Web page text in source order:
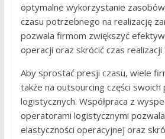
optymalne wykorzystanie
czasu potrzebnego na realizację
pozwala firmom zwiększyć
operacji oraz skrócić czas realizacji
Aby sprostać presji czasu, wiele
także na outsourcing części
logistycznych. Współpraca z
operatorami logistycznymi
elastyczności operacyjnej oraz